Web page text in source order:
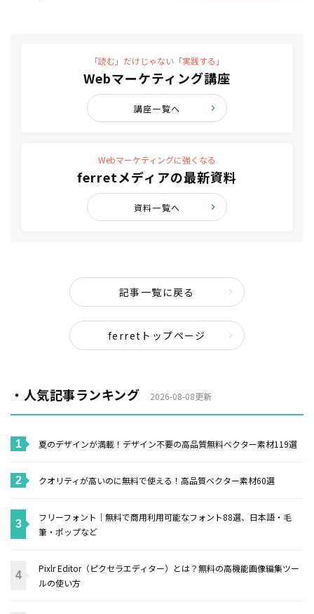
「読む」だけじゃない「実践する」
Webマーケティング講座
講座一覧へ
Webマーケティングに強くなる
ferretメディアの最新資料
資料一覧へ
記事一覧に戻る
ferretトップページ
・人気記事ランキング 2026-08-08更新
夏のデザインが満載！デザイン不要の高品質無料ベクター素材119選
クオリティが高いのに無料で使える！高品質ベクター素材60選
フリーフォント｜無料で商用利用可能なフォント88選、日本語・毛
筆・ポップなど
Pixlr Editor（ピクセラエディター）とは？無料の高機能画像編集ツー
ルの使い方